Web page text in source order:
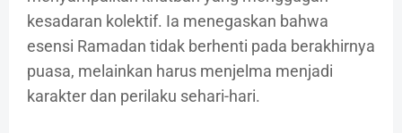
kesadaran kolektif. Ia menegaskan bahwa
esensi Ramadan tidak berhenti pada berakhirnya
puasa, melainkan harus menjelma menjadi
karakter dan perilaku sehari-hari.